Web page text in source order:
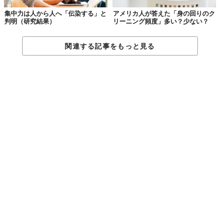
集中力は人から人へ「伝染する」と
判明（研究結果）
アメリカ人が答えた「身の回りのク
リーニング頻度」多い？少ない？
関連する記事をもっと見る